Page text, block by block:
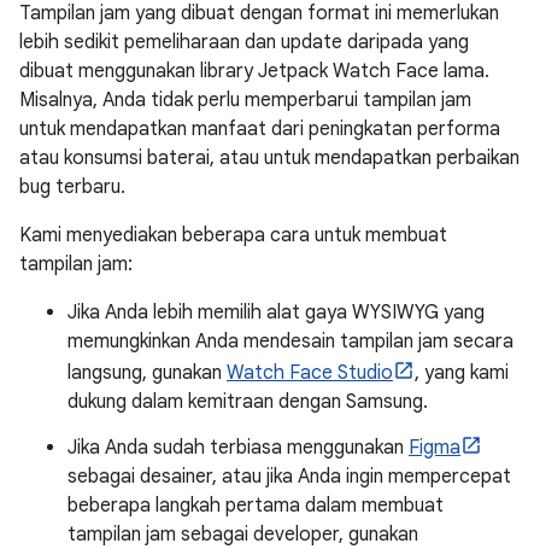
Tampilan jam yang dibuat dengan format ini memerlukan
lebih sedikit pemeliharaan dan update daripada yang
dibuat menggunakan library Jetpack Watch Face lama.
Misalnya, Anda tidak perlu memperbarui tampilan jam
untuk mendapatkan manfaat dari peningkatan performa
atau konsumsi baterai, atau untuk mendapatkan perbaikan
bug terbaru.
Kami menyediakan beberapa cara untuk membuat
tampilan jam:
Jika Anda lebih memilih alat gaya WYSIWYG yang
memungkinkan Anda mendesain tampilan jam secara
langsung, gunakan Watch Face Studio
, yang kami
dukung dalam kemitraan dengan Samsung.
Jika Anda sudah terbiasa menggunakan Figma
sebagai desainer, atau jika Anda ingin mempercepat
beberapa langkah pertama dalam membuat
tampilan jam sebagai developer, gunakan